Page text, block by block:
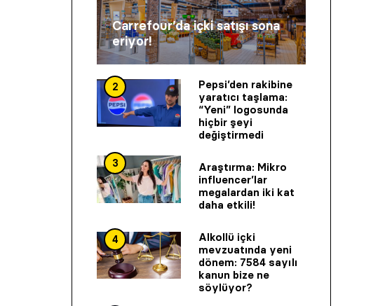
Carrefour’da içki satışı sona
eriyor!
2
Pepsi’den rakibine
yaratıcı taşlama:
“Yeni” logosunda
hiçbir şeyi
değiştirmedi
3
Araştırma: Mikro
influencer’lar
megalardan iki kat
daha etkili!
4
Alkollü içki
mevzuatında yeni
dönem: 7584 sayılı
kanun bize ne
söylüyor?